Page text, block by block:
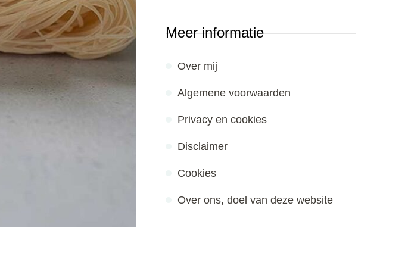
Meer informatie
Over mij
Algemene voorwaarden
Privacy en cookies
Disclaimer
Cookies
Over ons, doel van deze website